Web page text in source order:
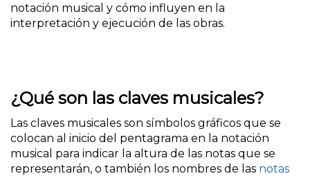
notación musical y cómo influyen en la
interpretación y ejecución de las obras.
¿Qué son las claves musicales?
Las claves musicales son símbolos gráficos que se
colocan al inicio del pentagrama en la notación
musical para indicar la altura de las notas que se
representarán, o también los nombres de las notas